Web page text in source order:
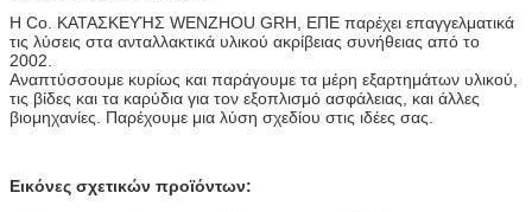
Η Co. ΚΑΤΑΣΚΕΥΉΣ WENZHOU GRH, ΕΠΕ παρέχει επαγγελματικά
τις λύσεις στα ανταλλακτικά υλικού ακρίβειας συνήθειας από το
2002.
Αναπτύσσουμε κυρίως και παράγουμε τα μέρη εξαρτημάτων υλικού,
τις βίδες και τα καρύδια για τον εξοπλισμό ασφάλειας, και άλλες
βιομηχανίες. Παρέχουμε μια λύση σχεδίου στις ιδέες σας.
Εικόνες σχετικών προϊόντων: